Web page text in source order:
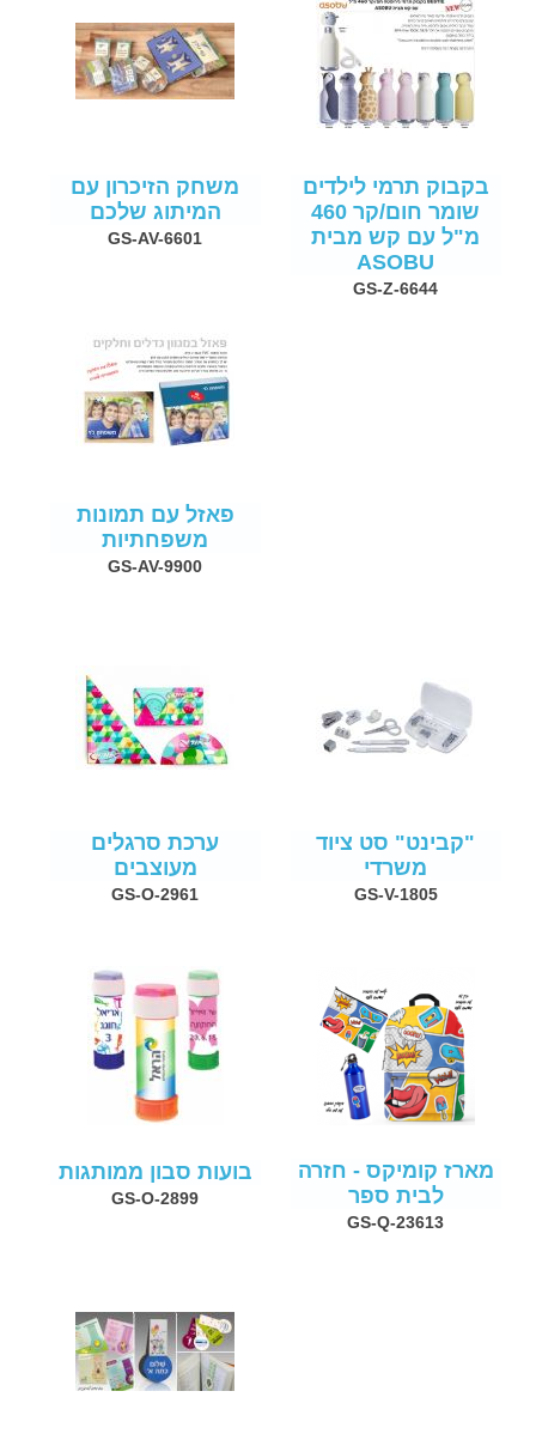
בקבוק תרמי לילדים
שומר חום/קר 460
מ"ל עם קש מבית
ASOBU
GS-Z-6644
משחק הזיכרון עם
המיתוג שלכם
GS-AV-6601
פאזל עם תמונות
משפחתיות
GS-AV-9900
"קבינט" סט ציוד
משרדי
GS-V-1805
ערכת סרגלים
מעוצבים
GS-O-2961
מארז קומיקס - חזרה
לבית ספר
GS-Q-23613
בועות סבון ממותגות
GS-O-2899